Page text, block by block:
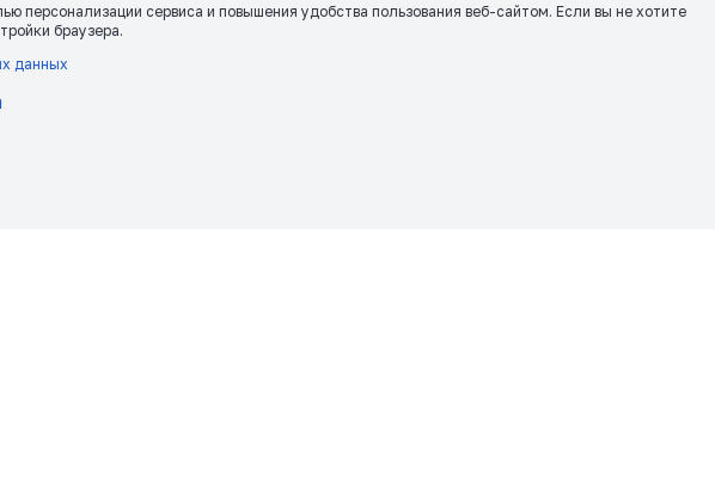
персонализации сервиса и повышения удобства пользования веб-сайтом. Если вы не хотите
браузера.
данных